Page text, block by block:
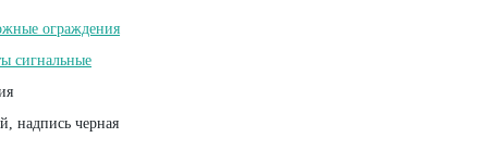
ограждения
сигнальные
надпись черная